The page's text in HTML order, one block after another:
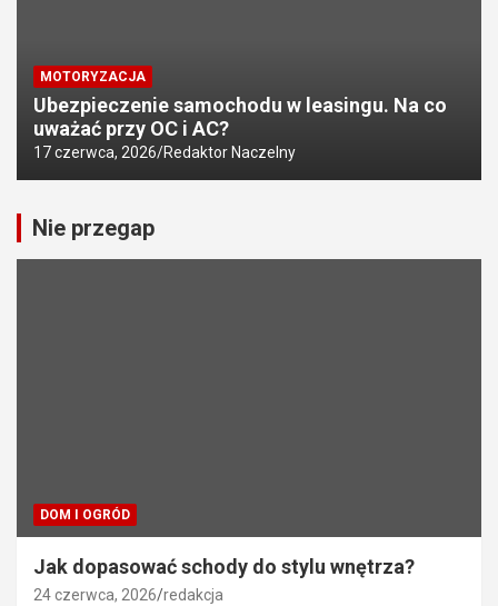
MOTORYZACJA
Ubezpieczenie samochodu w leasingu. Na co
uważać przy OC i AC?
17 czerwca, 2026 Redaktor Naczelny
Nie przegap
DOM I OGRÓD
Jak dopasować schody do stylu wnętrza?
24 czerwca, 2026 redakcja